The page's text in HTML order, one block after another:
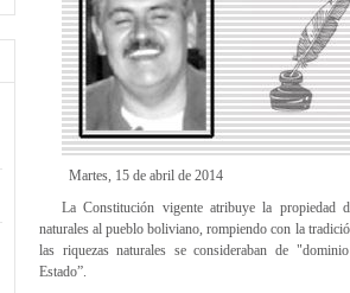
Martes, 15 de abril de 2014
La Constitución vigente atribuye la propiedad
naturales al pueblo boliviano, rompiendo con la
las riquezas naturales se consideraban de
Estado”.